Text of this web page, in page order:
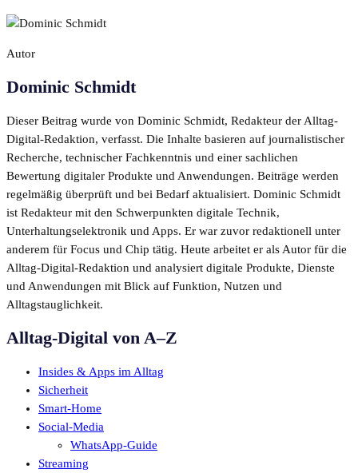
Autor
Dominic Schmidt
Dieser Beitrag wurde von Dominic Schmidt, Redakteur der Alltag-
Digital-Redaktion, verfasst. Die Inhalte basieren auf journalistischer
Recherche, technischer Fachkenntnis und einer sachlichen
Bewertung digitaler Produkte und Anwendungen. Beiträge werden
regelmäßig überprüft und bei Bedarf aktualisiert. Dominic Schmidt
ist Redakteur mit den Schwerpunkten digitale Technik,
Unterhaltungselektronik und Apps. Er war zuvor redaktionell unter
anderem für Focus und Chip tätig. Heute arbeitet er als Autor für die
Alltag-Digital-Redaktion und analysiert digitale Produkte, Dienste
und Anwendungen mit Blick auf Funktion, Nutzen und
Alltagstauglichkeit.
Alltag-Digital von A–Z
Insides & Apps im Alltag
Sicherheit
Smart-Home
Social-Media
WhatsApp-Guide
Streaming